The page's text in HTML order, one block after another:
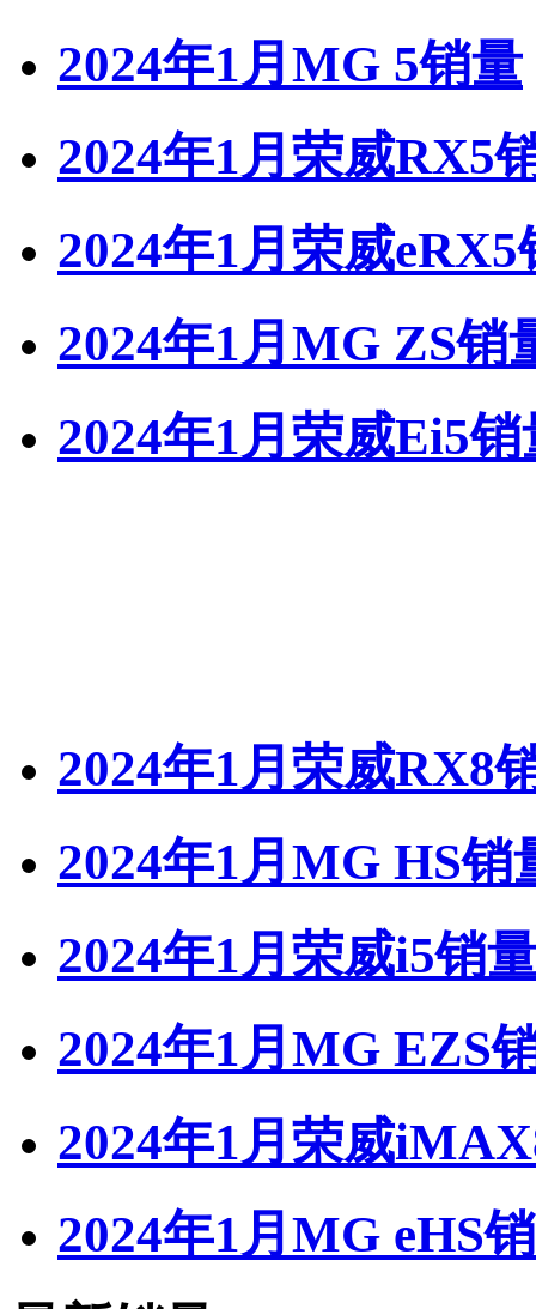
2024年1月MG 5销量
2024年1月荣威RX5
2024年1月荣威eRX5
2024年1月MG ZS销
2024年1月荣威Ei5销
2024年1月荣威RX8
2024年1月MG HS销
2024年1月荣威i5销
2024年1月MG EZS
2024年1月荣威
2024年1月MG eHS